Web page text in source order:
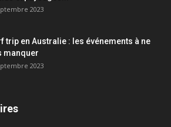
2023
trip en Australie : les événements à ne
manquer
2023